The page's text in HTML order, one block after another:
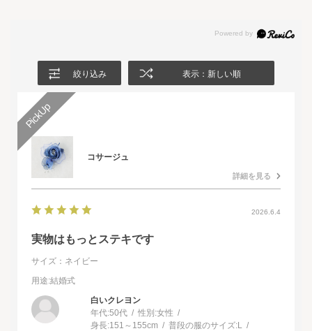
絞り込み 表示：新しい順
コサージュ
詳細を見る
2026.6.4
実物はもっとステキです
サイズ：ネイビー
用途:結婚式
白いクレヨン
年代:50代 性別:女性
身長:151～155cm 普段の服のサイズ:L